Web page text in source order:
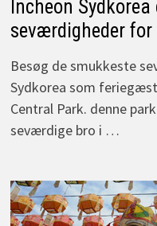
Incheon Sydkorea
seværdigheder
Besøg de smukkeste
Sydkorea som
Central Park. denne
seværdige bro i …